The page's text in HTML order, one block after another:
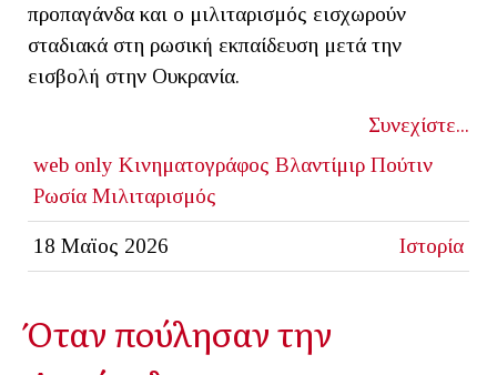
προπαγάνδα και ο μιλιταρισμός εισχωρούν
σταδιακά στη ρωσική εκπαίδευση μετά την
εισβολή στην Ουκρανία.
Συνεχίστε...
web only Κινηματογράφος Βλαντίμιρ Πούτιν
Ρωσία Μιλιταρισμός
18 Μαϊος 2026 Ιστορία
Όταν πούλησαν την